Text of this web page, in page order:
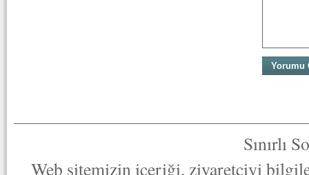
Sınırlı
Web sitemizin içeriği, ziyaretçiyi